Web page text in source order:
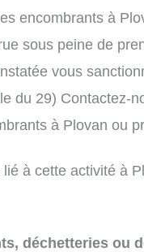
encombrants à
sous peine de
vous
du 29) Contactez-
à Plovan ou
à cette activité à
déchetteries ou